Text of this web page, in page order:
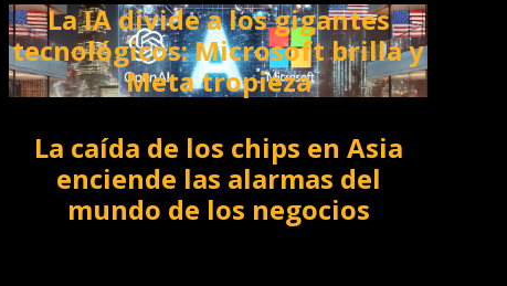
La IA divide a los gigantes
tecnológicos: Microsoft brilla y
Meta tropieza
La caída de los chips en Asia
enciende las alarmas del
mundo de los negocios